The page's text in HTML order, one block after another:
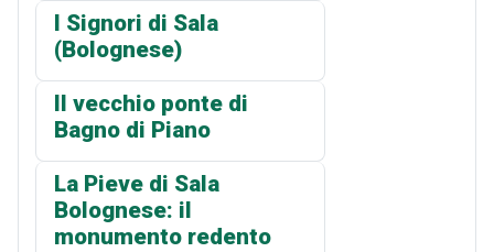
I Signori di Sala
(Bolognese)
Il vecchio ponte di
Bagno di Piano
La Pieve di Sala
Bolognese: il
monumento redento